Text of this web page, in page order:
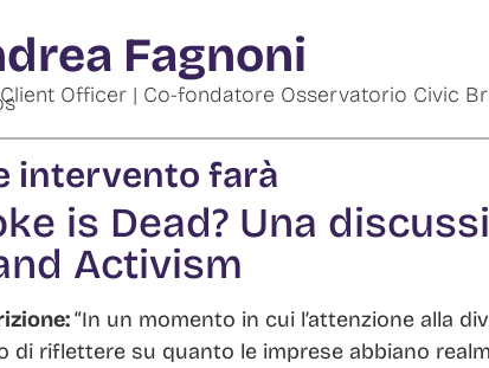
Fagnoni
Officer | Co-fondatore Osservatorio Civic
intervento farà
is Dead? Una
Activism
“In un momento in cui l’attenzione alla
di riflettere su quanto le imprese abbiano